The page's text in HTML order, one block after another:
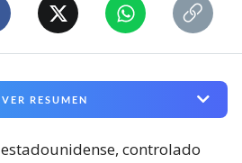
VER RESUMEN
controlado